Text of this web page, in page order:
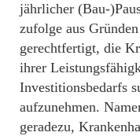
jährlicher (Bau-
zufolge aus
gerechtfertigt, die
ihrer
Investitionsbedarfs
aufzunehmen.
geradezu,